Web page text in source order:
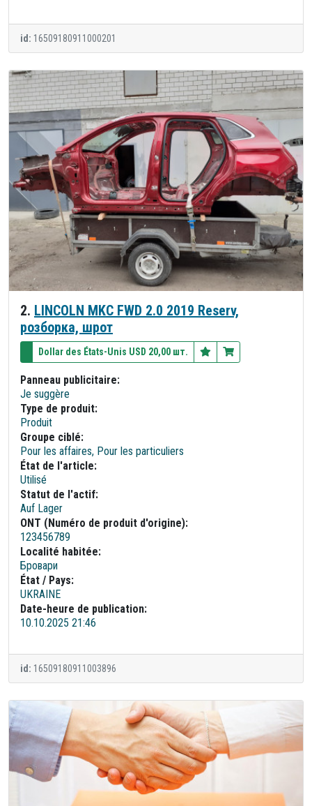
id: 16509180911000201
2. LINCOLN MKC FWD 2.0 2019 Reserv,
розборка, шрот
Dollar des États-Unis USD 20,00 шт.
Panneau publicitaire:
Je suggère
Type de produit:
Produit
Groupe ciblé:
Pour les affaires, Pour les particuliers
État de l'article:
Utilisé
Statut de l'actif:
Auf Lager
ONT (Numéro de produit d'origine):
123456789
Localité habitée:
Бровари
État / Pays:
UKRAINE
Date-heure de publication:
10.10.2025 21:46
id: 16509180911003896